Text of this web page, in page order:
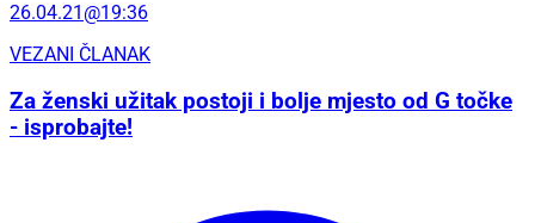
26.04.21@19:36
VEZANI ČLANAK
Za ženski užitak postoji i bolje mjesto od G točke
- isprobajte!